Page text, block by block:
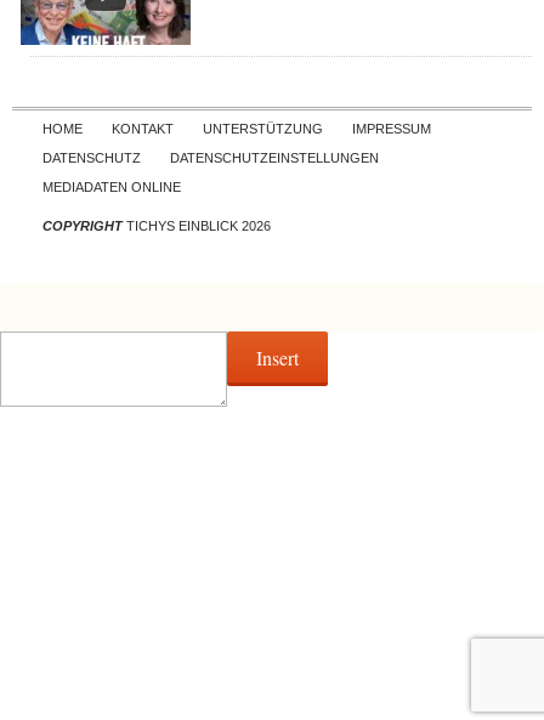
Skip to content
HOME KONTAKT UNTERSTÜTZUNG
IMPRESSUM
DATENSCHUTZ
DATENSCHUTZEINSTELLUNGEN
MEDIADATEN ONLINE
COPYRIGHTTICHYS EINBLICK 2026
Insert